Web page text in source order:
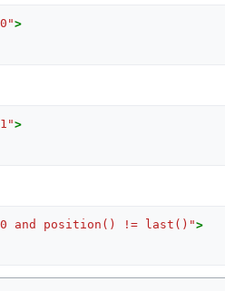
>
>
0 and position() != last()">